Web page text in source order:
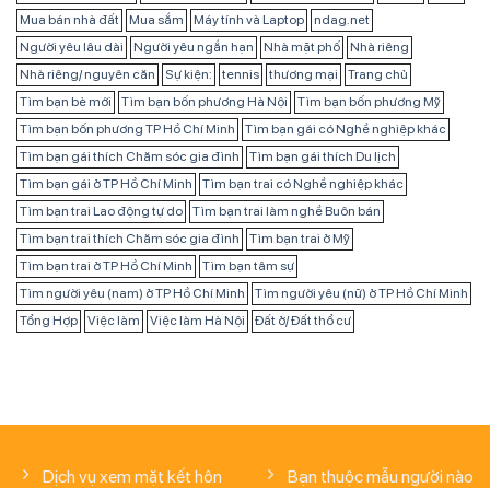
Mua bán nhà đất
Mua sắm Máy tính và Laptop
ndag.net
Người yêu lâu dài
Người yêu ngắn hạn Nhà mặt phố
Nhà riêng
Nhà riêng/ nguyên căn
Sự kiện: tennis thương mại
Trang chủ
Tìm bạn bè mới
Tìm bạn bốn phương Hà Nội
Tìm bạn bốn phương Mỹ
Tìm bạn bốn phương TP Hồ Chí Minh
Tìm bạn gái có Nghề nghiệp khác
Tìm bạn gái thích Chăm sóc gia đình
Tìm bạn gái thích Du lịch
Tìm bạn gái ở TP Hồ Chí Minh
Tìm bạn trai có Nghề nghiệp khác
Tìm bạn trai Lao động tự do
Tìm bạn trai làm nghề Buôn bán
Tìm bạn trai thích Chăm sóc gia đình
Tìm bạn trai ở Mỹ
Tìm bạn trai ở TP Hồ Chí Minh
Tìm bạn tâm sự
Tìm người yêu (nam) ở TP Hồ Chí Minh
Tìm người yêu (nữ) ở TP Hồ Chí Minh
Tổng Hợp
Việc làm Việc làm Hà Nội Đất ở/ Đất thổ cư
Dịch vụ xem mặt kết hôn Bạn thuộc mẫu người nào